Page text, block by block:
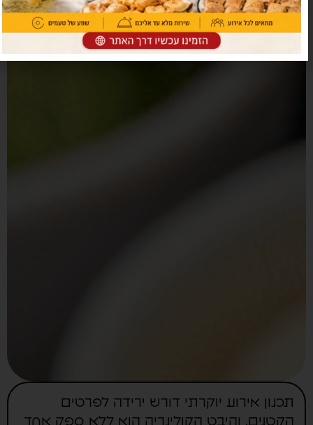
תכנון אירוע יוקרתי דורש ירידה לפרטים
הקטנים, והיבט הקולינריה הוא ללא ספק אחד